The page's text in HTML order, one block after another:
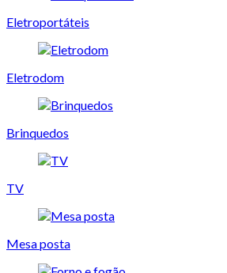
Eletroportáteis
Eletrodom
Brinquedos
TV
Mesa posta